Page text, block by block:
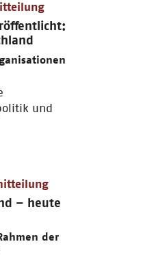
und
– heute
der